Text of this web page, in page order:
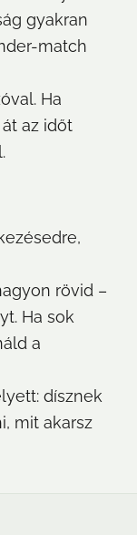
gyakran
match
az időt
Ha sok
a
mit akarsz